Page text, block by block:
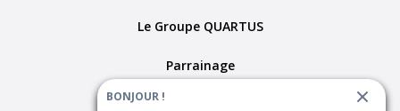
Le Groupe QUARTUS
Parrainage
Devenir partenaire
BONJOUR !